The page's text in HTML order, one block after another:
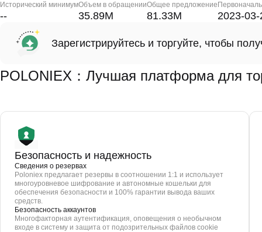
Исторический минимум
--
Объем в обращении
35.89M
Общее предложение
81.33M 2023-03-
Зарегистрируйтесь и торгуйте, чтобы
POLONIEX：Лучшая платформа для
Безопасность и надежность
Сведения о резервах
Poloniex предлагает резервы в соотношении 1:1 и использует
многоуровневое шифрование и автономные кошельки для
обеспечения безопасности и 100% гарантии вывода ваших
средств.
Безопасность аккаунтов
Многофакторная аутентификация, оповещения о необычном
входе в систему и защита от подозрительных файлов cookie